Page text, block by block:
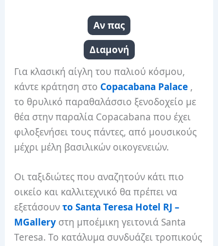
Αν πας
Διαμονή
Για κλασική αίγλη του παλιού κόσμου,
κάντε κράτηση στο Copacabana Palace ,
το θρυλικό παραθαλάσσιο ξενοδοχείο με
θέα στην παραλία Copacabana που έχει
φιλοξενήσει τους πάντες, από μουσικούς
μέχρι μέλη βασιλικών οικογενειών.
Οι ταξιδιώτες που αναζητούν κάτι πιο
οικείο και καλλιτεχνικό θα πρέπει να
εξετάσουντο Santa Teresa Hotel RJ –
MGallery στη μποέμικη γειτονιά Santa
Teresa. Το κατάλυμα συνδυάζει τροπικούς